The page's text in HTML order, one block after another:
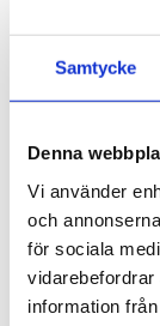
Samtycke
Denna
Vi använder
och
för sociala
vidarebefordrar
information
varsamt
och
Denna
Delphin pH-
Granulat 5
299,00